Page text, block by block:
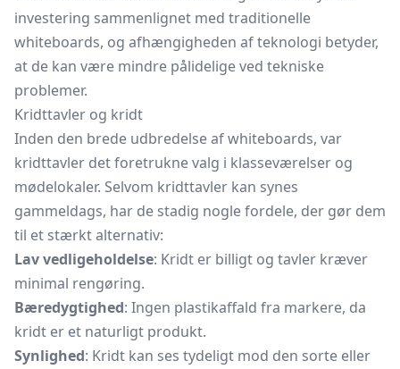
investering sammenlignet med traditionelle
whiteboards, og afhængigheden af teknologi betyder,
at de kan være mindre pålidelige ved tekniske
problemer.
Kridttavler og kridt
Inden den brede udbredelse af whiteboards, var
kridttavler det foretrukne valg i klasseværelser og
mødelokaler. Selvom kridttavler kan synes
gammeldags, har de stadig nogle fordele, der gør dem
til et stærkt alternativ:
Lav vedligeholdelse: Kridt er billigt og tavler kræver
minimal rengøring.
Bæredygtighed: Ingen plastikaffald fra markere, da
kridt er et naturligt produkt.
Synlighed: Kridt kan ses tydeligt mod den sorte eller